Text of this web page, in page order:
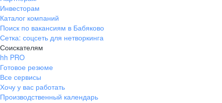
Инвесторам
Каталог компаний
Поиск по вакансиям в Бабяково
Сетка: соцсеть для нетворкинга
Соискателям
hh PRO
Готовое резюме
Все сервисы
Хочу у вас работать
Производственный календарь